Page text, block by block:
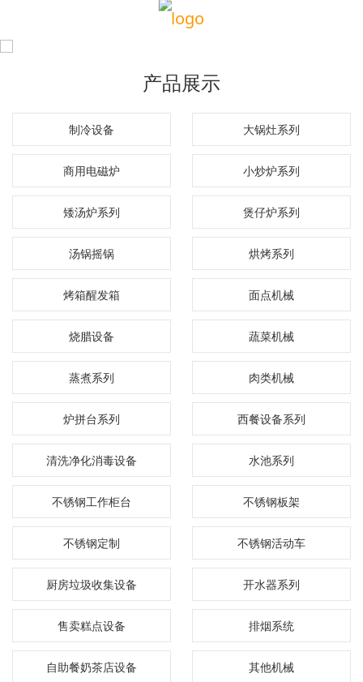
产品展示
制冷设备 大锅灶系列
商用电磁炉 小炒炉系列
矮汤炉系列 煲仔炉系列
汤锅摇锅 烘烤系列
烤箱醒发箱 面点机械
烧腊设备 蔬菜机械
蒸煮系列 肉类机械
炉拼台系列 西餐设备系列
清洗净化消毒设备 水池系列
不锈钢工作柜台 不锈钢板架
不锈钢定制 不锈钢活动车
厨房垃圾收集设备 开水器系列
售卖糕点设备 排烟系统
自助餐奶茶店设备 其他机械